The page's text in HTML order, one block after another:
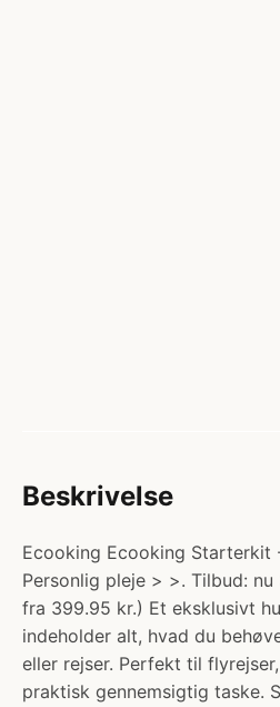
Beskrivelse
Ecooking Ecooking Starterkit
Personlig pleje > >. Tilbud:
fra 399.95 kr.) Et eksklusivt
indeholder alt, hvad du
eller rejser. Perfekt til
praktisk gennemsigtig taske.